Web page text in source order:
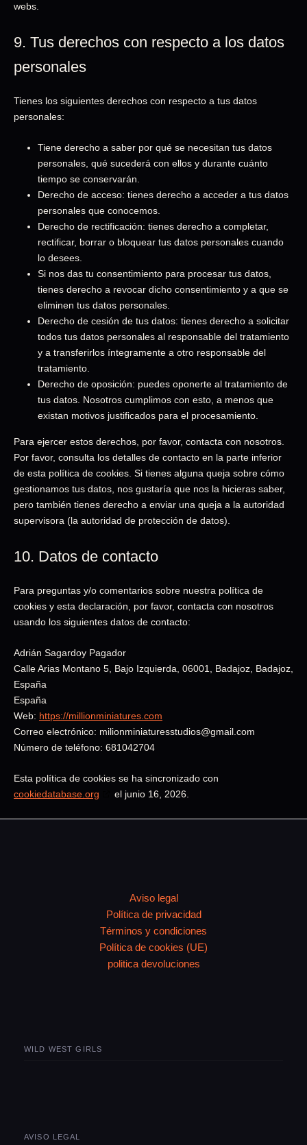
webs.
9. Tus derechos con respecto a los datos
personales
Tienes los siguientes derechos con respecto a tus datos
personales:
Tiene derecho a saber por qué se necesitan tus datos
personales, qué sucederá con ellos y durante cuánto
tiempo se conservarán.
Derecho de acceso: tienes derecho a acceder a tus datos
personales que conocemos.
Derecho de rectificación: tienes derecho a completar,
rectificar, borrar o bloquear tus datos personales cuando
lo desees.
Si nos das tu consentimiento para procesar tus datos,
tienes derecho a revocar dicho consentimiento y a que se
eliminen tus datos personales.
Derecho de cesión de tus datos: tienes derecho a solicitar
todos tus datos personales al responsable del tratamiento
y a transferirlos íntegramente a otro responsable del
tratamiento.
Derecho de oposición: puedes oponerte al tratamiento de
tus datos. Nosotros cumplimos con esto, a menos que
existan motivos justificados para el procesamiento.
Para ejercer estos derechos, por favor, contacta con nosotros.
Por favor, consulta los detalles de contacto en la parte inferior
de esta política de cookies. Si tienes alguna queja sobre cómo
gestionamos tus datos, nos gustaría que nos la hicieras saber,
pero también tienes derecho a enviar una queja a la autoridad
supervisora (la autoridad de protección de datos).
10. Datos de contacto
Para preguntas y/o comentarios sobre nuestra política de
cookies y esta declaración, por favor, contacta con nosotros
usando los siguientes datos de contacto:
Adrián Sagardoy Pagador
Calle Arias Montano 5, Bajo Izquierda, 06001, Badajoz, Badajoz,
España
España
Web: https://millionminiatures.com
Correo electrónico: milionminiaturesstudios@gmail.com
Número de teléfono: 681042704
Esta política de cookies se ha sincronizado con
cookiedatabase.org
el junio 16, 2026.
Aviso legal
Política de privacidad
Términos y condiciones
Política de cookies (UE)
politica devoluciones
WILD WEST GIRLS
AVISO LEGAL